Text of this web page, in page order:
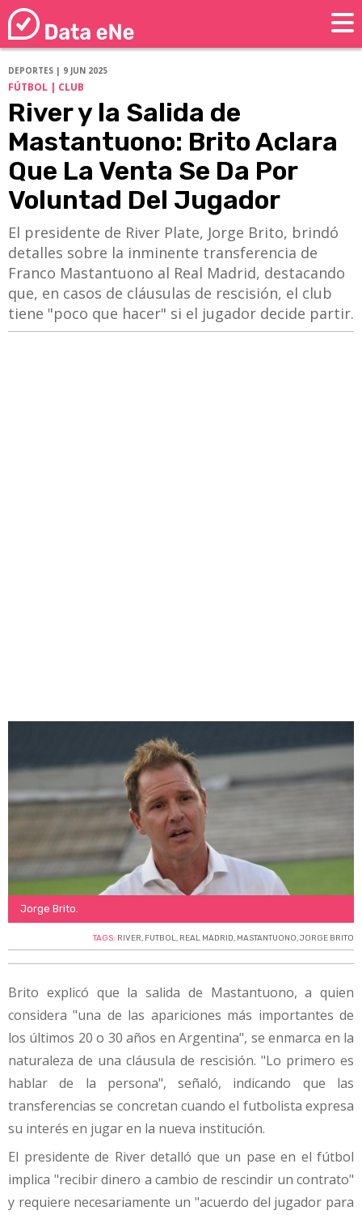
DEPORTES | 9 JUN 2025
FÚTBOL | CLUB
River y la Salida de
Mastantuono: Brito Aclara
Que La Venta Se Da Por
Voluntad Del Jugador
​​​​​​​El presidente de River Plate, Jorge Brito, brindó
detalles sobre la inminente transferencia de
Franco Mastantuono al Real Madrid, destacando
que, en casos de cláusulas de rescisión, el club
tiene "poco que hacer" si el jugador decide partir.
Jorge Brito.
TAGS: RIVER, FUTBOL, REAL MADRID, MASTANTUONO,JORGE BRITO
Brito explicó que la salida de Mastantuono, a quien
considera "una de las apariciones más importantes de
los últimos 20 o 30 años en Argentina", se enmarca en la
naturaleza de una cláusula de rescisión. "Lo primero es
hablar de la persona", señaló, indicando que las
transferencias se concretan cuando el futbolista expresa
su interés en jugar en la nueva institución.
El presidente de River detalló que un pase en el fútbol
implica "recibir dinero a cambio de rescindir un contrato"
y requiere necesariamente un "acuerdo del jugador para